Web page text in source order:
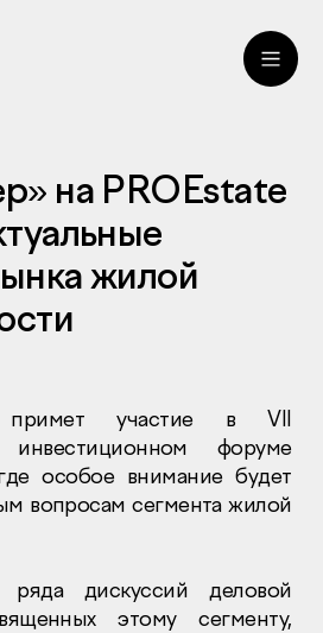
на PROEstate
жилой
участие в VII
инвестиционном форуме
особое внимание будет
вопросам сегмента жилой
дискуссий деловой
этому сегменту,